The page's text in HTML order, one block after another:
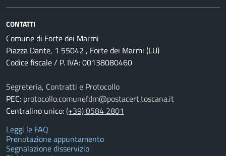
CONTATTI
Comune di Forte dei Marmi
Piazza Dante, 1 55042 , Forte dei Marmi (LU)
Codice fiscale / P. IVA: 00138080460
Segreteria, Contratti e Protocollo
PEC: protocollo.comunefdm@postacert.toscana.it
Centralino unico:(+39) 0584 2801
Leggi le FAQ
Prenotazione appuntamento
Segnalazione disservizio